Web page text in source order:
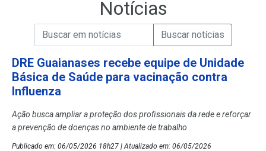
Notícias
Campo de Busca de Notícias
Campo de Busca de informaçõesEnviar a Busca de Notícias
DRE Guaianases recebe equipe de Unidade
Básica de Saúde para vacinação contra
Influenza
Ação busca ampliar a proteção dos profissionais da rede e reforçar
a prevenção de doenças no ambiente de trabalho
Publicado em: 06/05/2026 18h27 | Atualizado em: 06/05/2026